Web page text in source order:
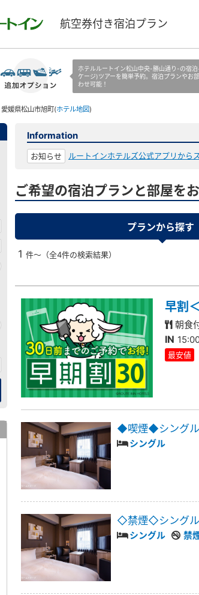
航空券付き宿泊プラン
ホテルルートイン松山中央-勝山通り-の宿
ケージ)ツアーを簡単予約。宿泊プランやお
わせ可能！
媛県松山市旭町(ホテル地図)
Information
お知らせ ルートインホテルズ公式アプリから
ご希望の宿泊プランと部屋を
プランから探す
1 件～（全4件の検索結果）
早割
朝食
IN
最安値
◆喫煙◆シングル
シングル
◇禁煙◇シングル
シングル 禁